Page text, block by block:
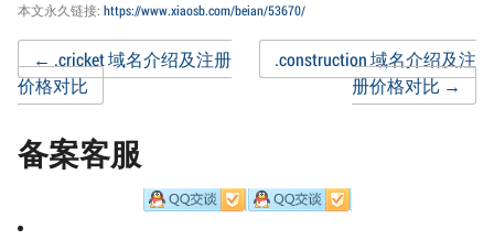
本文永久链接: https://www.xiaosb.com/beian/53670/
Post
navigation
← .cricket 域名介绍及注册
价格对比
.construction 域名介绍及注
册价格对比→
备案客服